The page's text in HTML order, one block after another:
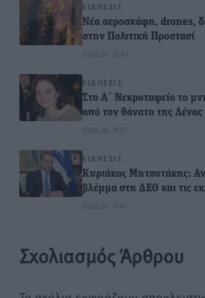
ΕΙΔΉΣΕΙΣ
Νέα αεροσκάφη, drones,
στην Πολιτική Προστασί
07.08.26 · 12:47
ΕΙΔΉΣΕΙΣ
Στο Α΄ Νεκροταφείο το
από τον θάνατο της
07.08.26 · 11:57
ΕΙΔΉΣΕΙΣ
Κυριάκος Μητσοτάκης:
βλέμμα στη ΔΕΘ και τις
07.08.26 · 11:47
Σχολιασμός Άρθρου